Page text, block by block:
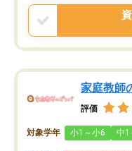
家庭教師
評価
対象学年 小1～小6 中1